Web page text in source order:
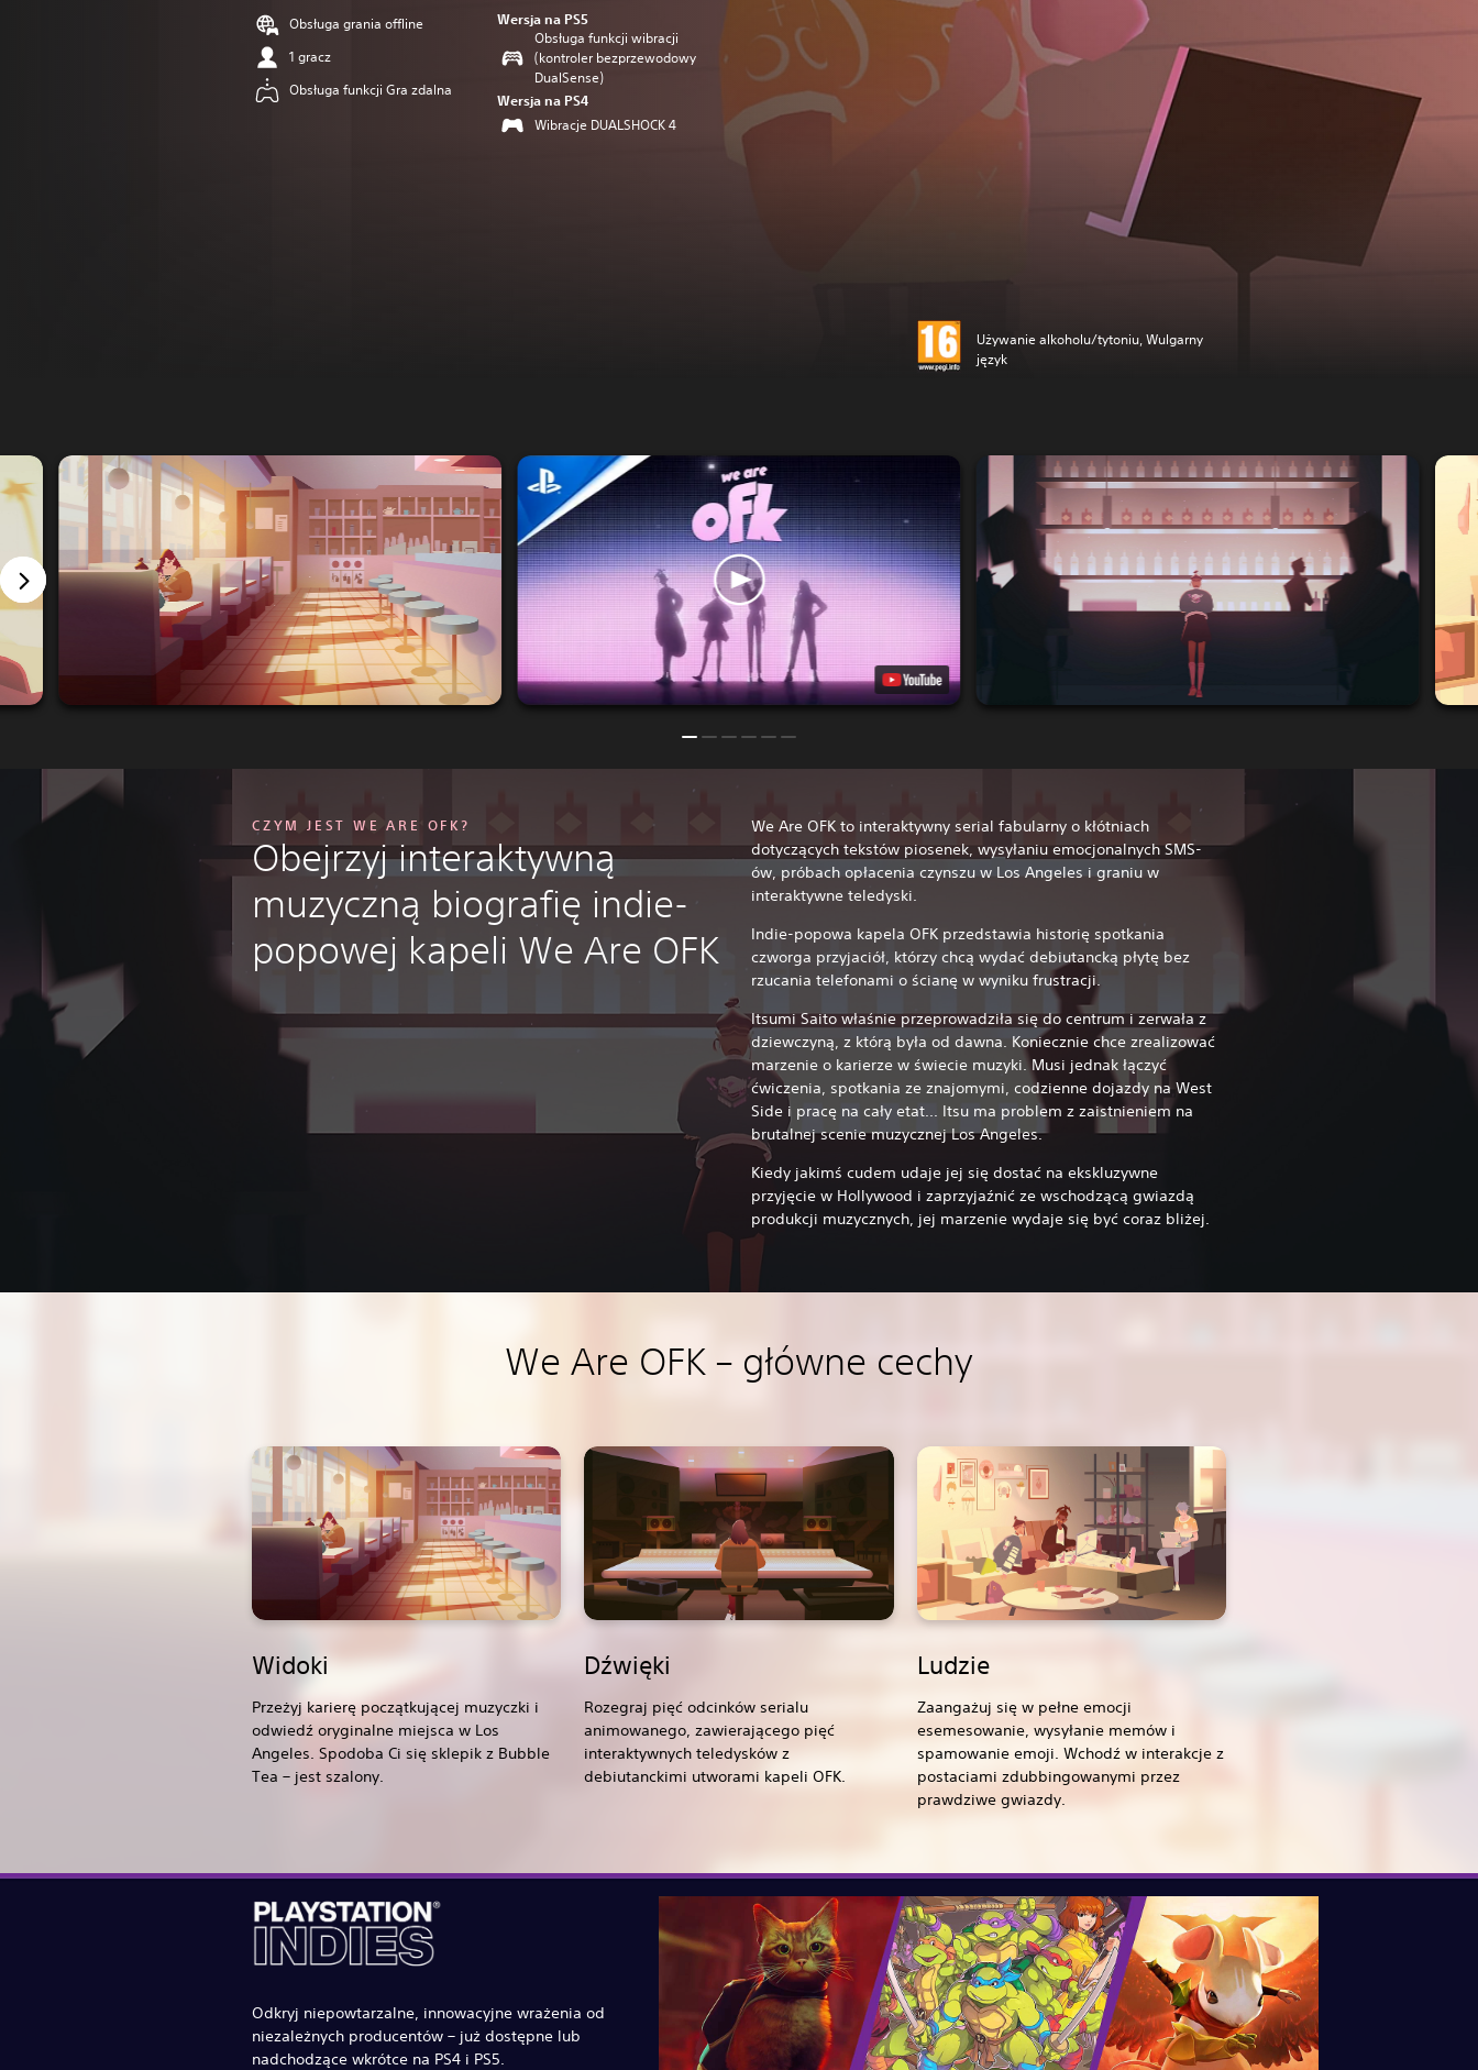
Obsługa grania offline
1 gracz
Obsługa funkcji Gra zdalna
Wersja na PS5
Obsługa funkcji wibracji
(kontroler bezprzewodowy
DualSense)
Wersja na PS4
Wibracje DUALSHOCK 4
Używanie alkoholu/tytoniu, Wulgarny
język
CZYM JEST WE ARE OFK?
Obejrzyj interaktywną
muzyczną biografię indie-
popowej kapeli We Are OFK
We Are OFK to interaktywny serial fabularny o kłótniach
dotyczących tekstów piosenek, wysyłaniu emocjonalnych SMS-
ów, próbach opłacenia czynszu w Los Angeles i graniu w
interaktywne teledyski.
Indie-popowa kapela OFK przedstawia historię spotkania
czworga przyjaciół, którzy chcą wydać debiutancką płytę bez
rzucania telefonami o ścianę w wyniku frustracji.
Itsumi Saito właśnie przeprowadziła się do centrum i zerwała z
dziewczyną, z którą była od dawna. Koniecznie chce zrealizować
marzenie o karierze w świecie muzyki. Musi jednak łączyć
ćwiczenia, spotkania ze znajomymi, codzienne dojazdy na West
Side i pracę na cały etat... Itsu ma problem z zaistnieniem na
brutalnej scenie muzycznej Los Angeles.
Kiedy jakimś cudem udaje jej się dostać na ekskluzywne
przyjęcie w Hollywood i zaprzyjaźnić ze wschodzącą gwiazdą
produkcji muzycznych, jej marzenie wydaje się być coraz bliżej.
We Are OFK – główne cechy
Widoki
Przeżyj karierę początkującej muzyczki i
odwiedź oryginalne miejsca w Los
Angeles. Spodoba Ci się sklepik z Bubble
Tea – jest szalony.
Dźwięki
Rozegraj pięć odcinków serialu
animowanego, zawierającego pięć
interaktywnych teledysków z
debiutanckimi utworami kapeli OFK.
Ludzie
Zaangażuj się w pełne emocji
esemesowanie, wysyłanie memów i
spamowanie emoji. Wchodź w interakcje z
postaciami zdubbingowanymi przez
prawdziwe gwiazdy.
Odkryj niepowtarzalne, innowacyjne wrażenia od
niezależnych producentów – już dostępne lub
nadchodzące wkrótce na PS4 i PS5.